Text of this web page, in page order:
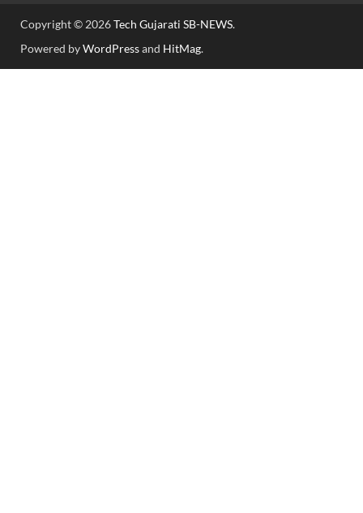
Copyright © 2026Tech Gujarati SB-NEWS.
Powered byWordPressand HitMag.